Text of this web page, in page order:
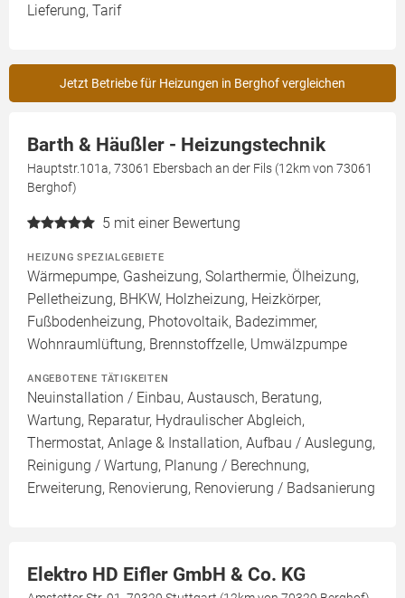
Lieferung, Tarif
Jetzt Betriebe für Heizungen in Berghof vergleichen
Barth & Häußler - Heizungstechnik
Hauptstr.101a, 73061 Ebersbach an der Fils (12km von 73061
Berghof)
5 mit einer Bewertung
HEIZUNG SPEZIALGEBIETE
Wärmepumpe, Gasheizung, Solarthermie, Ölheizung,
Pelletheizung, BHKW, Holzheizung, Heizkörper,
Fußbodenheizung, Photovoltaik, Badezimmer,
Wohnraumlüftung, Brennstoffzelle, Umwälzpumpe
ANGEBOTENE TÄTIGKEITEN
Neuinstallation / Einbau, Austausch, Beratung,
Wartung, Reparatur, Hydraulischer Abgleich,
Thermostat, Anlage & Installation, Aufbau / Auslegung,
Reinigung / Wartung, Planung / Berechnung,
Erweiterung, Renovierung, Renovierung / Badsanierung
Elektro HD Eifler GmbH & Co. KG